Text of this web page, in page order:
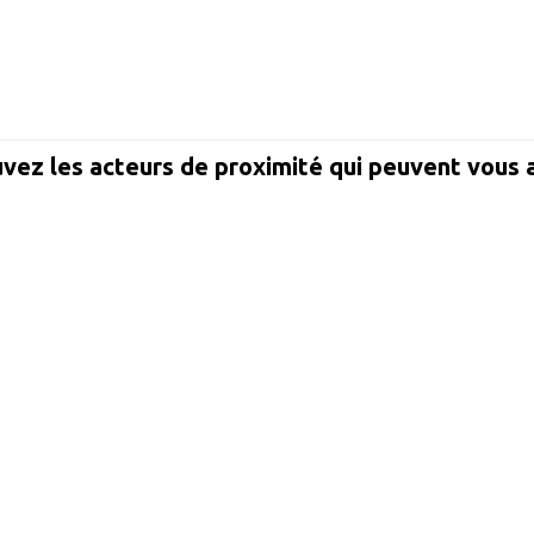
les acteurs de proximité qui peuvent vous